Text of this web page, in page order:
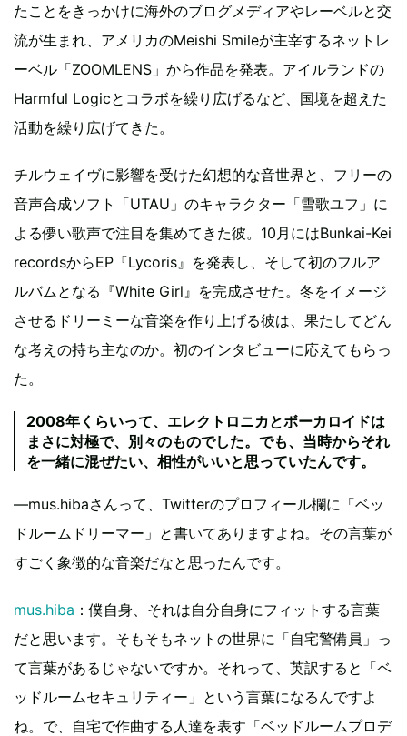
たことをきっかけに海外のブログメディアやレーベルと交
流が生まれ、アメリカのMeishi Smileが主宰するネットレ
ーベル「ZOOMLENS」から作品を発表。アイルランドの
Harmful Logicとコラボを繰り広げるなど、国境を超えた
活動を繰り広げてきた。
チルウェイヴに影響を受けた幻想的な音世界と、フリーの
音声合成ソフト「UTAU」のキャラクター「雪歌ユフ」に
よる儚い歌声で注目を集めてきた彼。10月にはBunkai-Kei
recordsからEP『Lycoris』を発表し、そして初のフルア
ルバムとなる『White Girl』を完成させた。冬をイメージ
させるドリーミーな音楽を作り上げる彼は、果たしてどん
な考えの持ち主なのか。初のインタビューに応えてもらっ
た。
2008年くらいって、エレクトロニカとボーカロイドは
まさに対極で、別々のものでした。でも、当時からそれ
を一緒に混ぜたい、相性がいいと思っていたんです。
―mus.hibaさんって、Twitterのプロフィール欄に「ベッ
ドルームドリーマー」と書いてありますよね。その言葉が
すごく象徴的な音楽だなと思ったんです。
mus.hiba ：僕自身、それは自分自身にフィットする言葉
だと思います。そもそもネットの世界に「自宅警備員」っ
て言葉があるじゃないですか。それって、英訳すると「ベ
ッドルームセキュリティー」という言葉になるんですよ
ね。で、自宅で作曲する人達を表す「ベッドルームプロデ